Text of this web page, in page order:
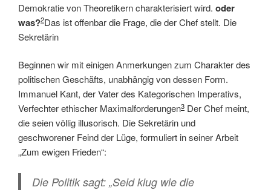
Demokratie von Theoretikern charakterisiert wird. oder
was?2Das ist offenbar die Frage, die der Chef stellt. Die
Sekretärin
Beginnen wir mit einigen Anmerkungen zum Charakter des
politischen Geschäfts, unabhängig von dessen Form.
Immanuel Kant, der Vater des Kategorischen Imperativs,
Verfechter ethischer Maximalforderungen3 Der Chef meint,
die seien völlig illusorisch. Die Sekretärin und
geschworener Feind der Lüge, formuliert in seiner Arbeit
„Zum ewigen Frieden“:
Die Politik sagt: „Seid klug wie die